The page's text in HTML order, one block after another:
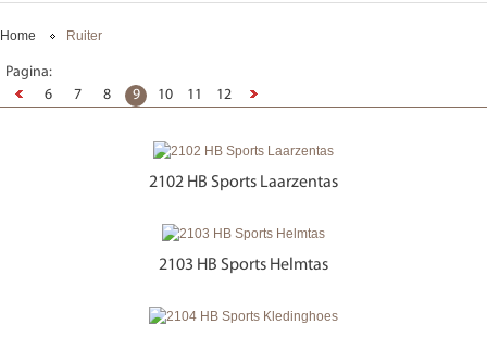
Home Ruiter
Pagina:
6
7 8 9 10 11 12
2102 HB Sports Laarzentas
2103 HB Sports Helmtas